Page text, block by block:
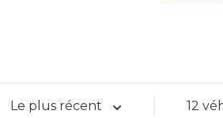
Le plus récent 12